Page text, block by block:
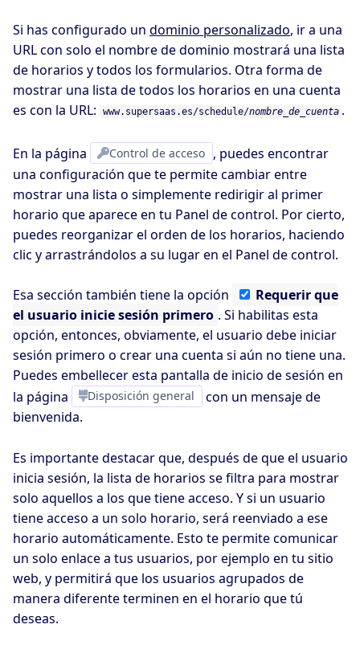
Si has configurado un dominio personalizado, ir a una
URL con solo el nombre de dominio mostrará una lista
de horarios y todos los formularios. Otra forma de
mostrar una lista de todos los horarios en una cuenta
es con la URL:
www.supersaas.es/schedule/nombre_de_cuenta .
En la página Control de acceso , puedes encontrar
una configuración que te permite cambiar entre
mostrar una lista o simplemente redirigir al primer
horario que aparece en tu Panel de control. Por cierto,
puedes reorganizar el orden de los horarios, haciendo
clic y arrastrándolos a su lugar en el Panel de control.
Esa sección también tiene la opción Requerirque
el usuario inicie sesión primero . Si habilitas esta
opción, entonces, obviamente, el usuario debe iniciar
sesión primero o crear una cuenta si aún no tiene una.
Puedes embellecer esta pantalla de inicio de sesión en
la página
Disposición general
con un mensaje de
bienvenida.
Es importante destacar que, después de que el usuario
inicia sesión, la lista de horarios se filtra para mostrar
solo aquellos a los que tiene acceso. Y si un usuario
tiene acceso a un solo horario, será reenviado a ese
horario automáticamente. Esto te permite comunicar
un solo enlace a tus usuarios, por ejemplo en tu sitio
web, y permitirá que los usuarios agrupados de
manera diferente terminen en el horario que tú
deseas.